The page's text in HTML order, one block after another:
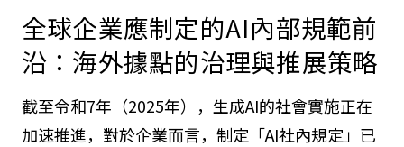
全球企業應制定的AI內部規範前
沿：海外據點的治理與推展策略
截至令和7年（2025年），生成AI的社會實施正在
加速推進，對於企業而言，制定「AI社內規定」已